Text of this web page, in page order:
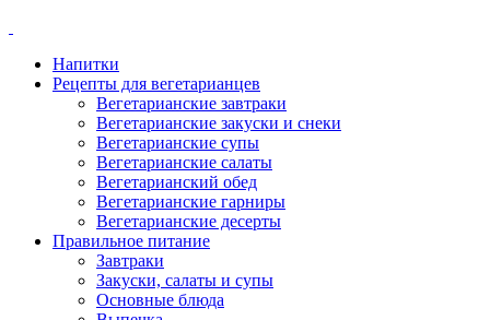
Напитки
Рецепты для вегетарианцев
Вегетарианские завтраки
Вегетарианские закуски и снеки
Вегетарианские супы
Вегетарианские салаты
Вегетарианский обед
Вегетарианские гарниры
Вегетарианские десерты
Правильное питание
Завтраки
Закуски, салаты и супы
Основные блюда